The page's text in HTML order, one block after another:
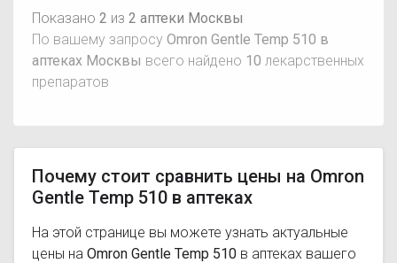
Показано 2 из 2 аптеки Москвы
По вашему запросу Omron Gentle Temp 510 в
аптеках Москвы всего найдено 10 лекарственных
препаратов
Почему стоит сравнить цены на Omron
Gentle Temp 510 в аптеках
На этой странице вы можете узнать актуальные
цены на Omron Gentle Temp 510 в аптеках вашего